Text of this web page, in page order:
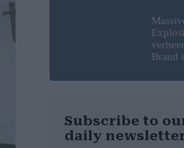
diesem
werden
Brand
erneut
Subscribe to
daily